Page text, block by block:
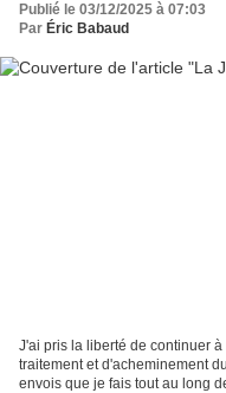
Publié le 03/12/2025 à 07:03
Par Éric Babaud
J'ai pris la liberté de continuer
traitement et d'acheminement
envois que je fais tout au long